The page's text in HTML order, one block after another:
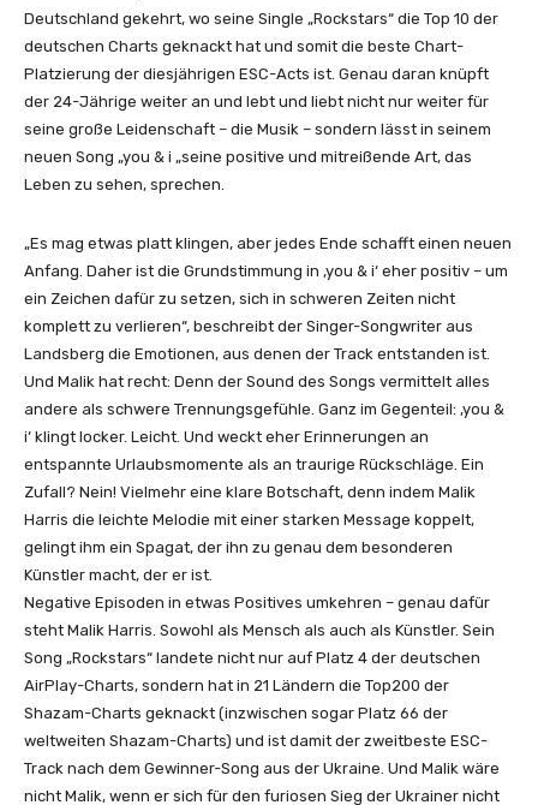
u
b
e
a
e
Deutschland gekehrt, wo seine Single „Rockstars“ die Top 10 der
deutschen Charts geknackt hat und somit die beste Chart-
Platzierung der diesjährigen ESC-Acts ist. Genau daran knüpft
der 24-Jährige weiter an und lebt und liebt nicht nur weiter für
seine große Leidenschaft – die Musik – sondern lässt in seinem
neuen Song „you & i „seine positive und mitreißende Art, das
Leben zu sehen, sprechen.
„Es mag etwas platt klingen, aber jedes Ende schafft einen neuen
Anfang. Daher ist die Grundstimmung in ‚you & i‘ eher positiv – um
ein Zeichen dafür zu setzen, sich in schweren Zeiten nicht
komplett zu verlieren“, beschreibt der Singer-Songwriter aus
Landsberg die Emotionen, aus denen der Track entstanden ist.
Und Malik hat recht: Denn der Sound des Songs vermittelt alles
andere als schwere Trennungsgefühle. Ganz im Gegenteil: ‚you &
i‘ klingt locker. Leicht. Und weckt eher Erinnerungen an
entspannte Urlaubsmomente als an traurige Rückschläge. Ein
Zufall? Nein! Vielmehr eine klare Botschaft, denn indem Malik
Harris die leichte Melodie mit einer starken Message koppelt,
gelingt ihm ein Spagat, der ihn zu genau dem besonderen
Künstler macht, der er ist.
Negative Episoden in etwas Positives umkehren – genau dafür
steht Malik Harris. Sowohl als Mensch als auch als Künstler. Sein
Song „Rockstars“ landete nicht nur auf Platz 4 der deutschen
AirPlay-Charts, sondern hat in 21 Ländern die Top200 der
Shazam-Charts geknackt (inzwischen sogar Platz 66 der
weltweiten Shazam-Charts) und ist damit der zweitbeste ESC-
Track nach dem Gewinner-Song aus der Ukraine. Und Malik wäre
nicht Malik, wenn er sich für den furiosen Sieg der Ukrainer nicht